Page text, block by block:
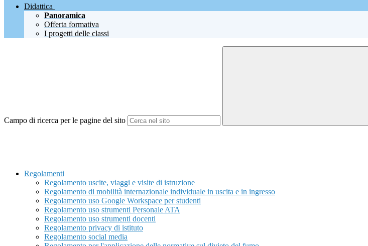
Didattica
Panoramica
Offerta formativa
I progetti delle classi
Campo di ricerca per le pagine del sito
Regolamenti
Regolamento uscite, viaggi e visite di istruzione
Regolamento di mobilità internazionale individuale in uscita e in ingresso
Regolamento uso Google Workspace per studenti
Regolamento uso strumenti Personale ATA
Regolamento uso strumenti docenti
Regolamento privacy di istituto
Regolamento social media